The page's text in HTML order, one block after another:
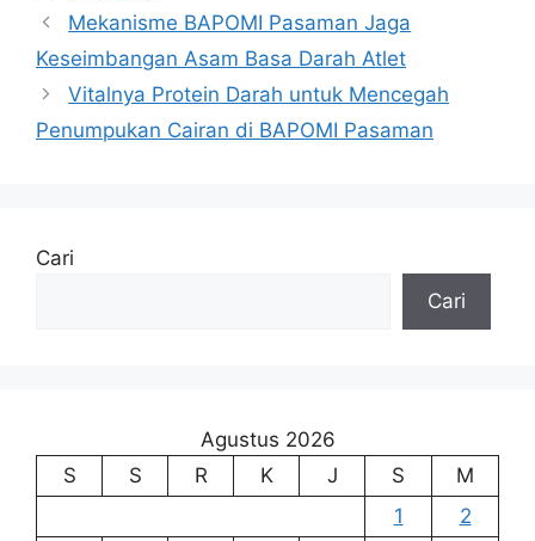
Mekanisme BAPOMI Pasaman Jaga
Keseimbangan Asam Basa Darah Atlet
Vitalnya Protein Darah untuk Mencegah
Penumpukan Cairan di BAPOMI Pasaman
Cari
Cari
Agustus 2026
S
S R K J S
M
1
2